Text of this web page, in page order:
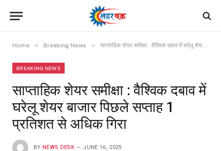
Home » Breaking News » साप्ताहिक शेयर समीक्षा : वैश्विक दबाव में घरेलू शेयर बाजार पिछले सप्ताह 1 प्रतिशत से अधिक गिरा
BREAKING NEWS
साप्ताहिक शेयर समीक्षा : वैश्विक दबाव में
घरेलू शेयर बाजार पिछले सप्ताह 1
प्रतिशत से अधिक गिरा
BY NEWS DESK JUNE 16, 2025